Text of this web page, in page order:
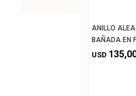
ANILLO
BAÑADA EN
USD